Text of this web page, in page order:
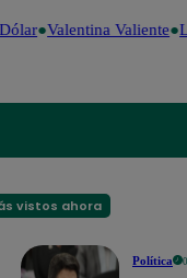
Valentina Valiente
vistos ahora
Política